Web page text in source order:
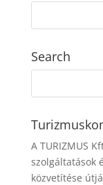
Search
A TURIZMUS
szolgáltatások
közvetítése